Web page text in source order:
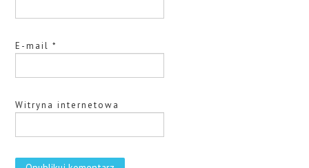
E-mail*
Witryna internetowa